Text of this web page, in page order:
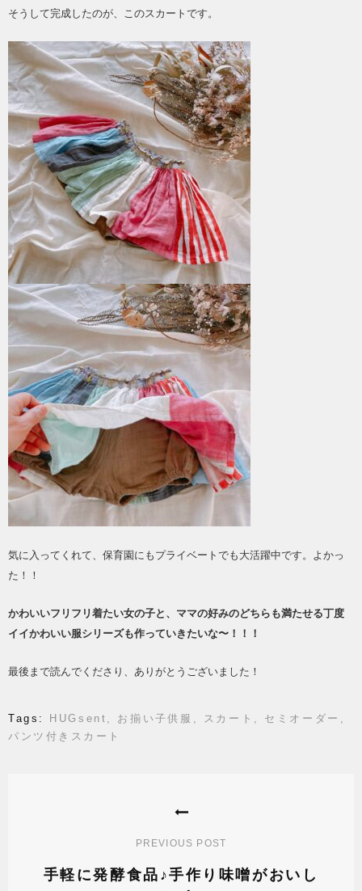
そうして完成したのが、このスカートです。
気に入ってくれて、保育園にもプライベートでも大活躍中です。
よかっ
た！！
かわいいフリフリ着たい女の子と、ママの好みのどちらも満たせる丁度
イイかわいい服シリーズも作っていきたいな〜！！！
最後まで読んでくださり、ありがとうございました！
Tags: HUGsent , お揃い子供服 , スカート , セミオーダー ,
パンツ付きスカート
PREVIOUS POST
手軽に発酵食品♪手作り味噌がおいし